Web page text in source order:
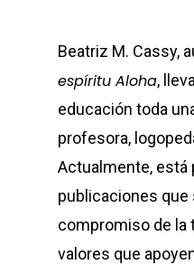
Beatriz M. Cassy,
espíritu Aloha,
educación toda
profesora,
Actualmente, está
publicaciones que
compromiso de la
valores que